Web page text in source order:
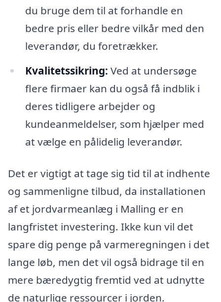
du bruge dem til at forhandle en
bedre pris eller bedre vilkår med den
leverandør, du foretrækker.
Kvalitetssikring: Ved at undersøge
flere firmaer kan du også få indblik i
deres tidligere arbejder og
kundeanmeldelser, som hjælper med
at vælge en pålidelig leverandør.
Det er vigtigt at tage sig tid til at indhente
og sammenligne tilbud, da installationen
af et jordvarmeanlæg i Malling er en
langfristet investering. Ikke kun vil det
spare dig penge på varmeregningen i det
lange løb, men det vil også bidrage til en
mere bæredygtig fremtid ved at udnytte
de naturlige ressourcer i jorden.